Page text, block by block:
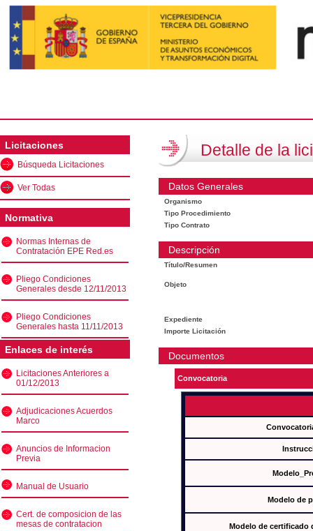
Licitaciones
Búsqueda Licitaciones
Ver Todas
Normativa
Normas Internas de
Contratación EPE Red.es
Pliego Condiciones
Generales desde 12/11/2013
Pliego Condiciones
Generales hasta 11/11/2013
Enlaces de interés
Licitaciones Anteriores a
01/12/2013
Adjudicaciones Acuerdos
Marco
Anuncios de Informacion
Previa
Manual de Usuario
Cert. de composicion de las
mesas de contratacion
Detalle de la
Datos Generales
Organismo
Tipo Procedimiento
Tipo Contrato
Descripción
Título/Resumen
Objeto
Expediente
Importe Licitación
Documentos
Convocatoria
Modelo de
Modelo de certificado